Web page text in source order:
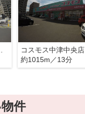
コスモス中津中央店
約1015m／13分
件